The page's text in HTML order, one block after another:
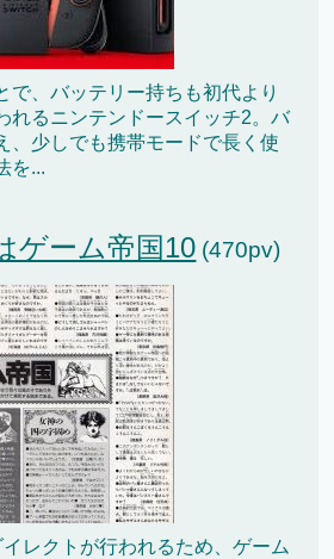
で、バッテリー持ちも初代より
れるニンテンドースイッチ2。バ
、少しでも携帯モードで長く使
を...
ゲーム帝国10 (470pv)
レクトが行われるため、ゲーム